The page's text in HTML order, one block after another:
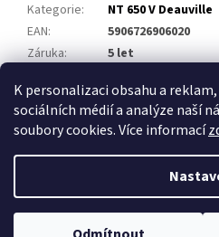
K personalizaci obsahu a
sociálních médií a analýze naší
soubory cookies. Více informací
Kategorie:
NT 650 V Deauville
EAN:
5906726906020
Záruka:
5 let
Copyright 2026Výfuky